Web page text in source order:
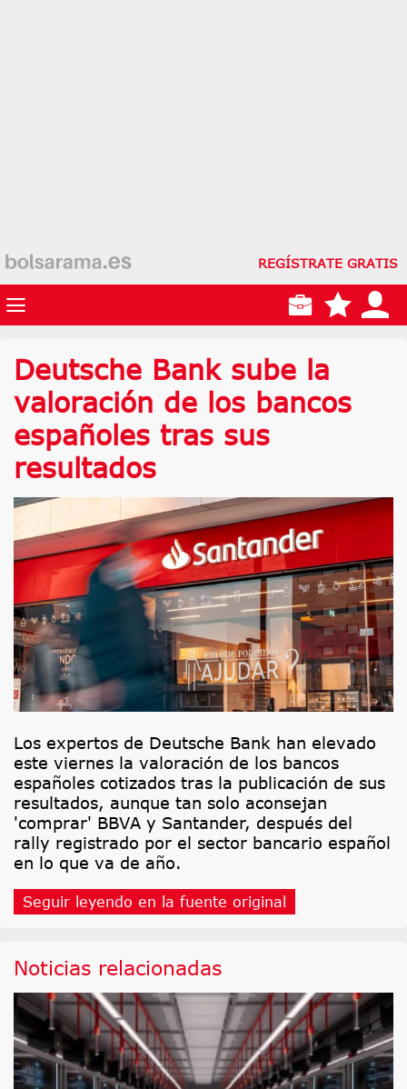
REGÍSTRATE GRATIS
Deutsche Bank sube la
valoración de los bancos
españoles tras sus
resultados
Los expertos de Deutsche Bank han elevado
este viernes la valoración de los bancos
españoles cotizados tras la publicación de sus
resultados, aunque tan solo aconsejan
'comprar' BBVA y Santander, después del
rally registrado por el sector bancario español
en lo que va de año.
Seguir leyendo en la fuente original
Noticias relacionadas